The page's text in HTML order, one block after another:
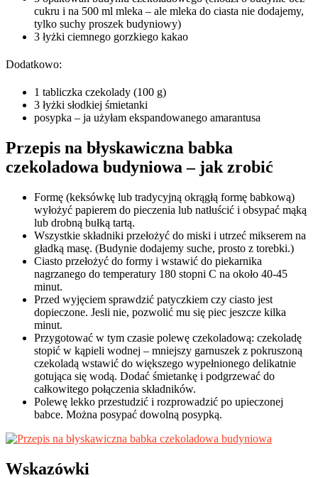
cukru i na 500 ml mleka – ale mleka do ciasta nie dodajemy,
tylko suchy proszek budyniowy)
3 łyżki ciemnego gorzkiego kakao
Dodatkowo:
1 tabliczka czekolady (100 g)
3 łyżki słodkiej śmietanki
posypka – ja użyłam ekspandowanego amarantusa
Przepis na błyskawiczna babka
czekoladowa budyniowa – jak zrobić
Formę (keksówkę lub tradycyjną okrągłą formę babkową)
wyłożyć papierem do pieczenia lub natłuścić i obsypać mąką
lub drobną bułką tartą.
Wszystkie składniki przełożyć do miski i utrzeć mikserem na
gładką masę. (Budynie dodajemy suche, prosto z torebki.)
Ciasto przełożyć do formy i wstawić do piekarnika
nagrzanego do temperatury 180 stopni C na około 40-45
minut.
Przed wyjęciem sprawdzić patyczkiem czy ciasto jest
dopieczone. Jesli nie, pozwolić mu się piec jeszcze kilka
minut.
Przygotować w tym czasie polewę czekoladową: czekoladę
stopić w kąpieli wodnej – mniejszy garnuszek z pokruszoną
czekoladą wstawić do większego wypełnionego delikatnie
gotująca się wodą. Dodać śmietankę i podgrzewać do
całkowitego połączenia składników.
Polewę lekko przestudzić i rozprowadzić po upieczonej
babce. Można posypać dowolną posypką.
Wskazówki